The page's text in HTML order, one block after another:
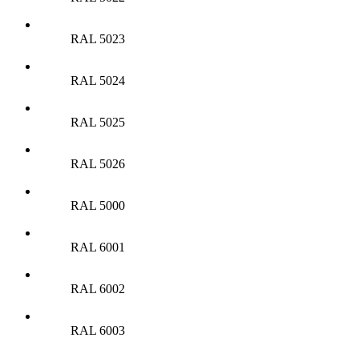
RAL 5023
RAL 5024
RAL 5025
RAL 5026
RAL 5000
RAL 6001
RAL 6002
RAL 6003